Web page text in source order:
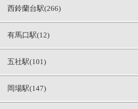
西鈴蘭台駅(266)
有馬口駅(12)
五社駅(101)
岡場駅(147)